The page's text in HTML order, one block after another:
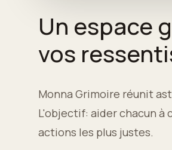
Un espace
vos
Monna Grimoire réunit
L'objectif: aider chacun à
actions les plus justes.